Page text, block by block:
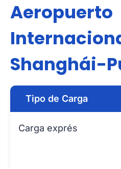
Aeropuerto
Shanghái-
Tipo de Carga
Carga exprés